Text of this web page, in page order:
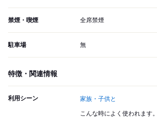
禁煙・喫煙 全席禁煙
駐車場 無
特徴・関連情報
利用シーン 家族・子供と
こんな時によく使われます。